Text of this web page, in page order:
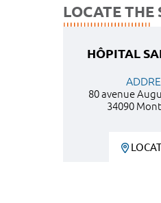
LOCATE THE
HÔPITAL
80 avenue
34090